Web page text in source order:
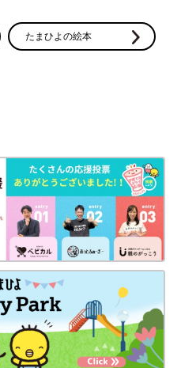
たまひよの絵本